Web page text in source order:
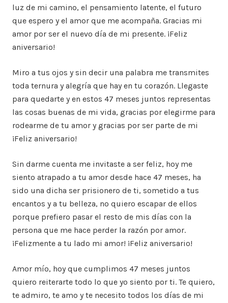
luz de mi camino, el pensamiento latente, el futuro
que espero y el amor que me acompaña. Gracias mi
amor por ser el nuevo día de mi presente. ¡Feliz
aniversario!
Miro a tus ojos y sin decir una palabra me transmites
toda ternura y alegría que hay en tu corazón. Llegaste
para quedarte y en estos 47 meses juntos representas
las cosas buenas de mi vida, gracias por elegirme para
rodearme de tu amor y gracias por ser parte de mi
¡Feliz aniversario!
Sin darme cuenta me invitaste a ser feliz, hoy me
siento atrapado a tu amor desde hace 47 meses, ha
sido una dicha ser prisionero de ti, sometido a tus
encantos y a tu belleza, no quiero escapar de ellos
porque prefiero pasar el resto de mis días con la
persona que me hace perder la razón por amor.
¡Felizmente a tu lado mi amor! ¡Feliz aniversario!
Amor mío, hoy que cumplimos 47 meses juntos
quiero reiterarte todo lo que yo siento por ti. Te quiero,
te admiro, te amo y te necesito todos los días de mi